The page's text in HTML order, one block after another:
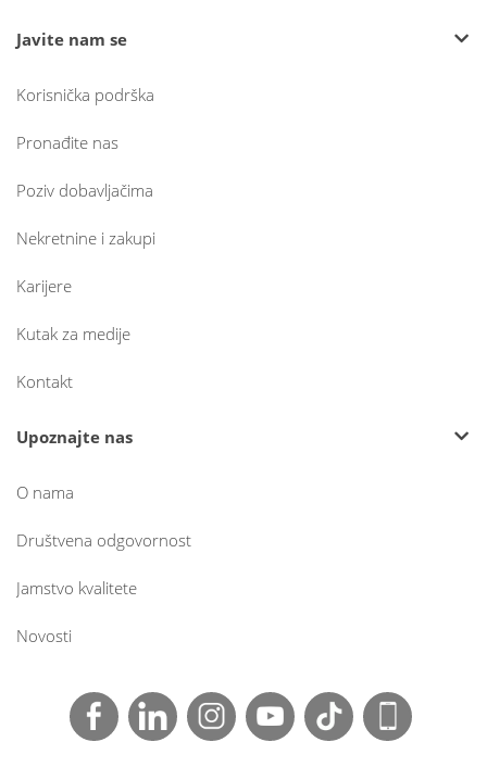
Javite nam se
Korisnička podrška
Pronađite nas
Poziv dobavljačima
Nekretnine i zakupi
Karijere
Kutak za medije
Kontakt
Upoznajte nas
O nama
Društvena odgovornost
Jamstvo kvalitete
Novosti